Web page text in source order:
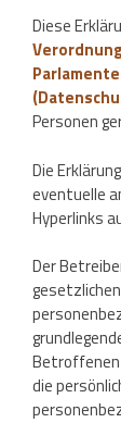
Diese
Personen
Die
eventuelle
Hyperlinks
Der
Betroffenen
die